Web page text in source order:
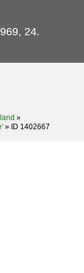
24.
»
» ID 1402667